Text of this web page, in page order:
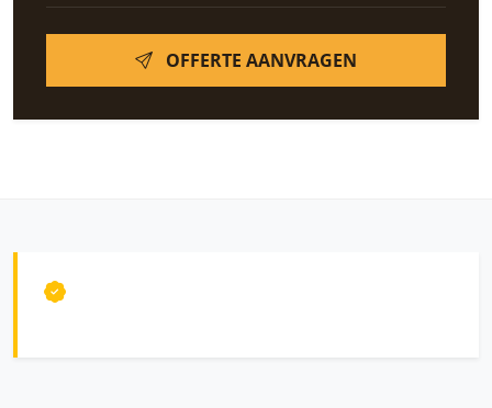
OFFERTE AANVRAGEN